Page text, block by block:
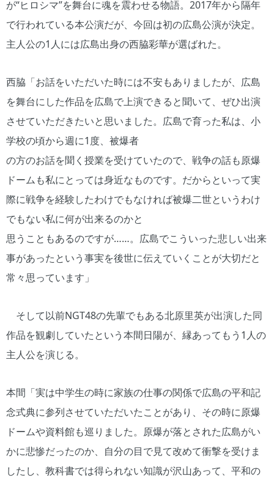
が“ヒロシマ”を舞台に魂を震わせる物語。2017年から隔年
で行われている本公演だが、今回は初の広島公演が決定。
主人公の1人には広島出身の西脇彩華が選ばれた。
西脇「お話をいただいた時には不安もありましたが、広島
を舞台にした作品を広島で上演できると聞いて、ぜひ出演
させていただきたいと思いました。広島で育った私は、小
学校の頃から週に1度、被爆者
の方のお話を聞く授業を受けていたので、戦争の話も原爆
ドームも私にとっては身近なものです。だからといって実
際に戦争を経験したわけでもなければ被爆二世というわけ
でもない私に何が出来るのかと
思うこともあるのですが……。広島でこういった悲しい出来
事があったという事実を後世に伝えていくことが大切だと
常々思っています」
そして以前NGT48の先輩でもある北原里英が出演した同
作品を観劇していたという本間日陽が、縁あってもう1人の
主人公を演じる。
本間「実は中学生の時に家族の仕事の関係で広島の平和記
念式典に参列させていただいたことがあり、その時に原爆
ドームや資料館も巡りました。原爆が落とされた広島がい
かに悲惨だったのか、自分の目で見て改めて衝撃を受けま
したし、教科書では得られない知識が沢山あって、平和の